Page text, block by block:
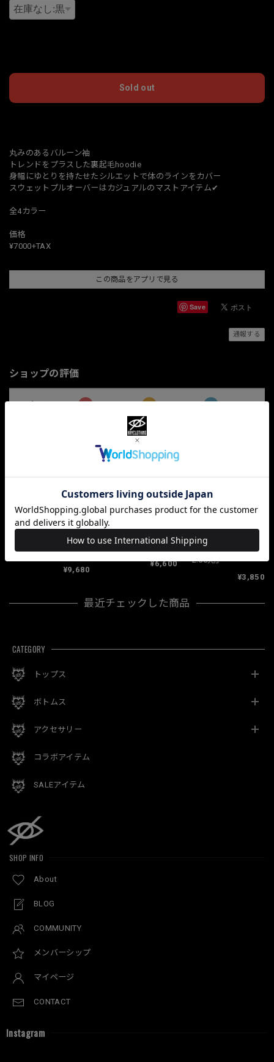
Sold out
丸みのあるバルーン袖
トレンドをプラスした裏起毛hoodie
身幅にゆとりを持たせたシルエットで体のラインをカバー
スウェットプルオーバーはカジュアルのマストアイテム✔︎
全4カラー
価格
¥7000+TAX
この商品をアプリで見る
Save
通報する
ショップの評価
すべて 10068 381 33
関連商品
‪「HOAX」‬
¥9,680
「あきらめないで」
¥6,600
「2:50兕」
¥3,850
最近チェックした商品
CATEGORY
トップス
ボトムス
アクセサリー
コラボアイテム
SALEアイテム
SHOP INFO
About
BLOG
COMMUNITY
メンバーシップ
マイページ
CONTACT
Instagram